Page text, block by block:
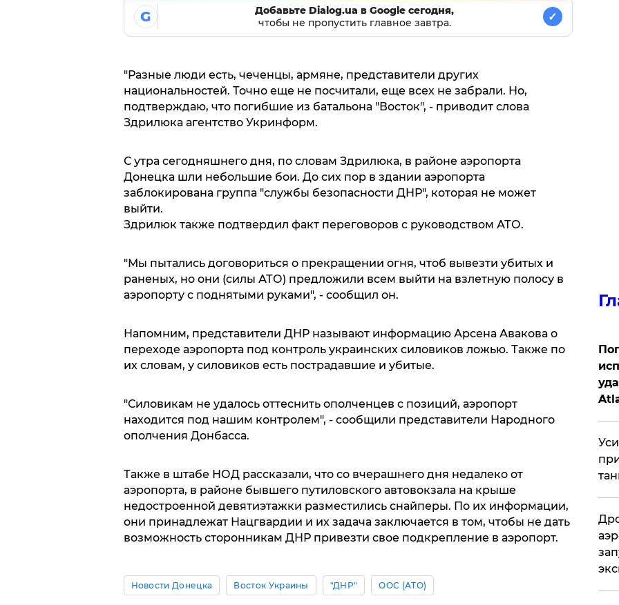
G
Добавьте Dialog.ua в Google сегодня,
чтобы не пропустить главное завтра.
✓
"Разные люди есть, чеченцы, армяне, представители других
национальностей. Точно еще не посчитали, еще всех не забрали. Но,
подтверждаю, что погибшие из батальона "Восток", - приводит слова
Здрилюка агентство Укринформ.
С утра сегодняшнего дня, по словам Здрилюка, в районе аэропорта
Донецка шли небольшие бои. До сих пор в здании аэропорта
заблокирована группа "службы безопасности ДНР", которая не может
выйти.
Здрилюк также подтвердил факт переговоров с руководством АТО.
"Мы пытались договориться о прекращении огня, чтоб вывезти убитых и
раненых, но они (силы АТО) предложили всем выйти на взлетную полосу в
аэропорту с поднятыми руками", - сообщил он.
Напомним, представители ДНР называют информацию Арсена Авакова о
переходе аэропорта под контроль украинских силовиков ложью. Также по
их словам, у силовиков есть пострадавшие и убитые.
"Силовикам не удалось оттеснить ополченцев с позиций, аэропорт
находится под нашим контролем", - сообщили представители Народного
ополчения Донбасса.
Также в штабе НОД рассказали, что со вчерашнего дня недалеко от
аэропорта, в районе бывшего путиловского автовокзала на крыше
недостроенной девятиэтажки разместились снайперы. По их информации,
они принадлежат Нацгвардии и их задача заключается в том, чтобы не дать
возможность сторонникам ДНР привезти свое подкрепление в аэропорт.
Новости Донецка Восток Украины "ДНР" ООС (АТО)